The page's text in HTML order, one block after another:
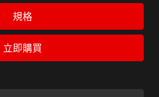
規格
立即購買